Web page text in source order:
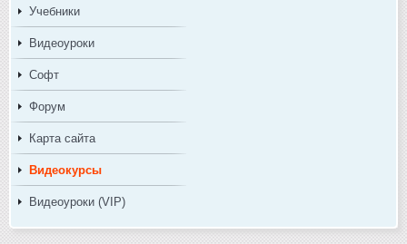
Учебники
Видеоуроки
Софт
Форум
Карта сайта
Видеокурсы
Видеоуроки (VIP)